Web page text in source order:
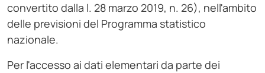
convertito dalla l. 28 marzo 2019, n. 26), nell'ambito
delle previsioni del Programma statistico
nazionale.
Per l'accesso ai dati elementari da parte dei